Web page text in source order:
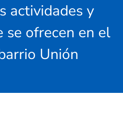
actividades y
se ofrecen en el
Unión